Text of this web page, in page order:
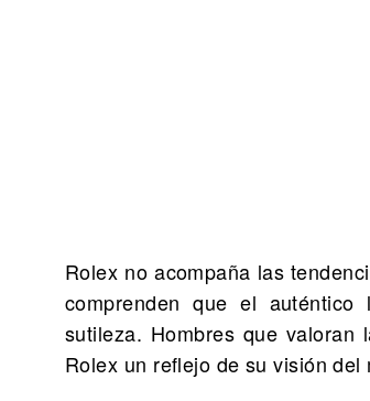
Rolex no acompaña las
comprenden que el
sutileza. Hombres que valoran
Rolex un reflejo de su visión